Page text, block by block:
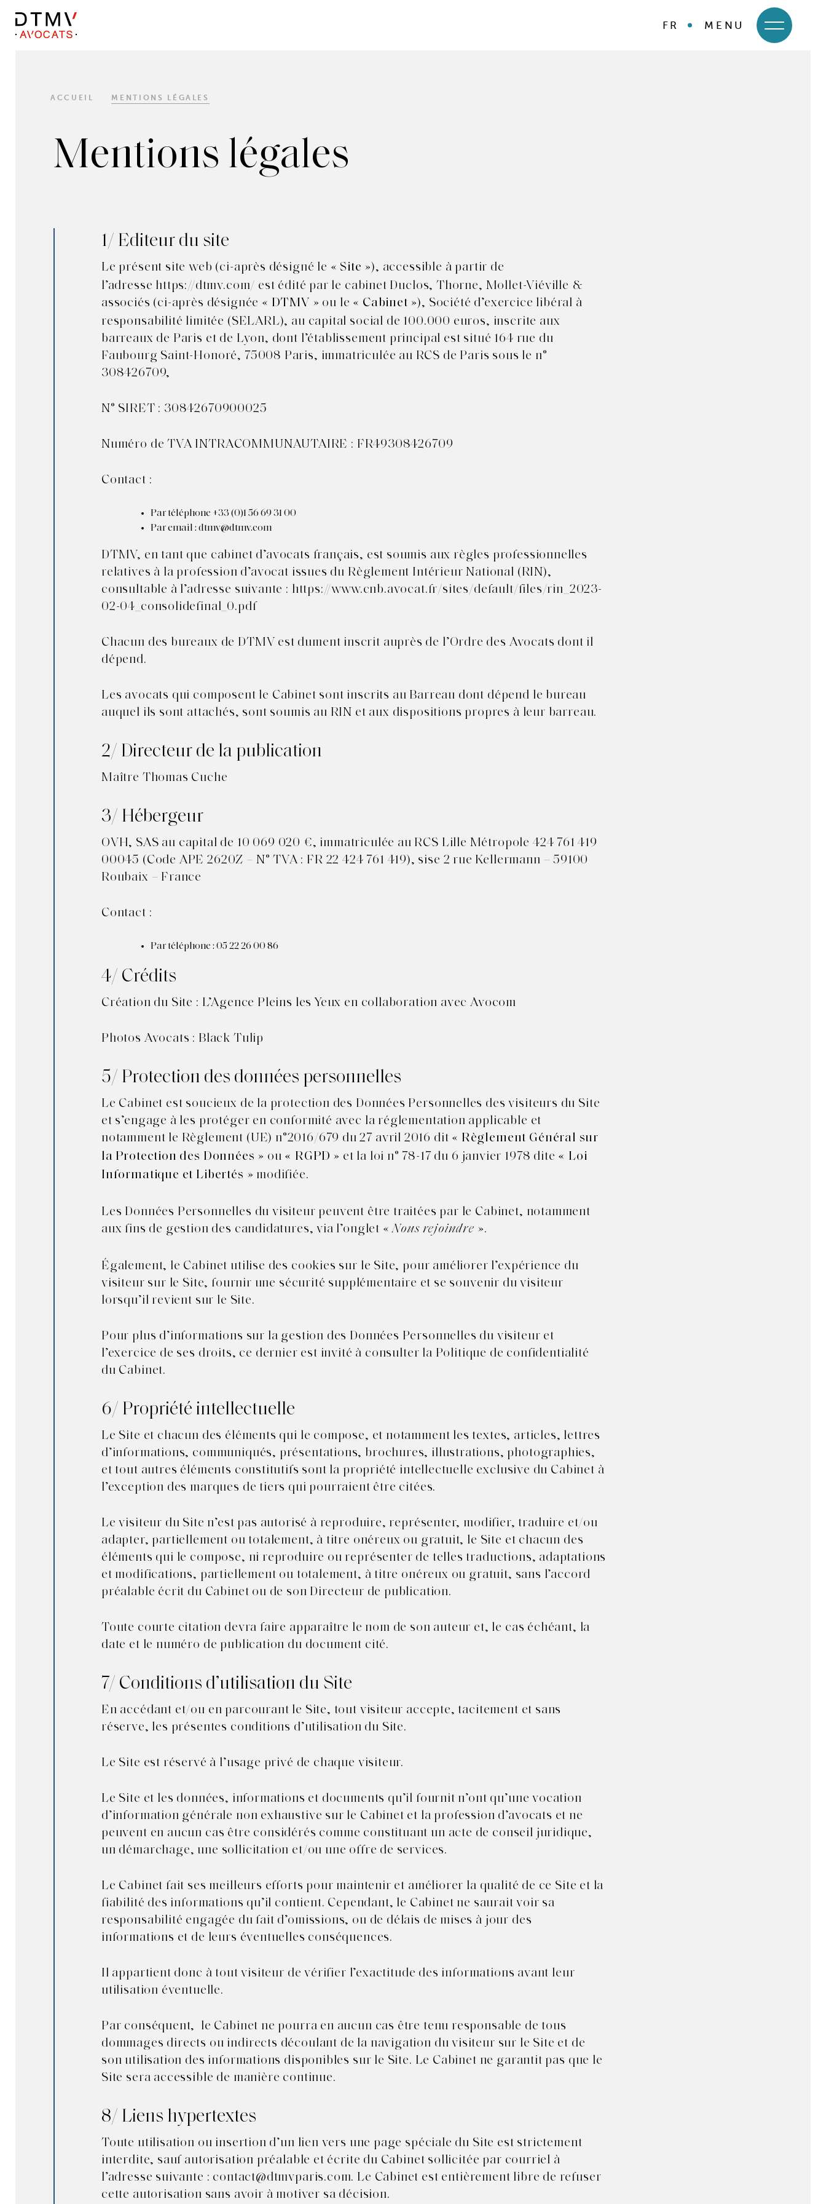
FR MENU
ACCUEIL MENTIONS LÉGALES
Mentions légales
1/ Editeur du site
Le présent site web (ci-après désigné le «Site »), accessible à partir de
l’adresse https://dtmv.com/ est édité par le cabinet Duclos, Thorne, Mollet-Viéville &
associés (ci-après désignée « DTMV» ou le « Cabinet »), Société d’exercice libéral à
responsabilité limitée (SELARL), au capital social de 100.000 euros, inscrite aux
barreaux de Paris et de Lyon, dont l’établissement principal est situé 164 rue du
Faubourg Saint-Honoré, 75008 Paris, immatriculée au RCS de Paris sous le n°
308426709,
N° SIRET : 30842670900025
Numéro de TVA INTRACOMMUNAUTAIRE : FR49308426709
Contact :
Par téléphone +33 (0)1 56 69 31 00
Par email : dtmv@dtmv.com
DTMV, en tant que cabinet d’avocats français, est soumis aux règles professionnelles
relatives à la profession d’avocat issues du Règlement Intérieur National (RIN),
consultable à l’adresse suivante : https://www.cnb.avocat.fr/sites/default/files/rin_2023-
02-04_consolidefinal_0.pdf
Chacun des bureaux de DTMV est dument inscrit auprès de l’Ordre des Avocats dont il
dépend.
Les avocats qui composent le Cabinet sont inscrits au Barreau dont dépend le bureau
auquel ils sont attachés, sont soumis au RIN et aux dispositions propres à leur barreau.
2/ Directeur de la publication
Maître Thomas Cuche
3/ Hébergeur
OVH, SAS au capital de 10 069 020 €, immatriculée au RCS Lille Métropole 424 761 419
00045 (Code APE 2620Z – N° TVA : FR 22 424 761 419), sise 2 rue Kellermann – 59100
Roubaix – France
Contact :
Par téléphone : 05 22 26 00 86
4/ Crédits
Création du Site : L’Agence Pleins les Yeux en collaboration avec Avocom
Photos Avocats : Black Tulip
5/ Protection des données personnelles
Le Cabinet est soucieux de la protection des Données Personnelles des visiteurs du Site
et s’engage à les protéger en conformité avec la réglementation applicable et
notamment le Règlement (UE) n°2016/679 du 27 avril 2016 dit « Règlement Général sur
la Protection des Données » ou « RGPD » et la loi n° 78-17 du 6 janvier 1978 dite « Loi
Informatique et Libertés » modifiée.
Les Données Personnelles du visiteur peuvent être traitées par le Cabinet, notamment
aux fins de gestion des candidatures, via l’onglet «Nous rejoindre ».
Également, le Cabinet utilise des cookies sur le Site, pour améliorer l’expérience du
visiteur sur le Site, fournir une sécurité supplémentaire et se souvenir du visiteur
lorsqu’il revient sur le Site.
Pour plus d’informations sur la gestion des Données Personnelles du visiteur et
l’exercice de ses droits, ce dernier est invité à consulter la Politique de confidentialité
du Cabinet.
6/ Propriété intellectuelle
Le Site et chacun des éléments qui le compose, et notamment les textes, articles, lettres
d’informations, communiqués, présentations, brochures, illustrations, photographies,
et tout autres éléments constitutifs sont la propriété intellectuelle exclusive du Cabinet à
l’exception des marques de tiers qui pourraient être citées.
Le visiteur du Site n’est pas autorisé à reproduire, représenter, modifier, traduire et/ou
adapter, partiellement ou totalement, à titre onéreux ou gratuit, le Site et chacun des
éléments qui le compose, ni reproduire ou représenter de telles traductions, adaptations
et modifications, partiellement ou totalement, à titre onéreux ou gratuit, sans l’accord
préalable écrit du Cabinet ou de son Directeur de publication.
Toute courte citation devra faire apparaître le nom de son auteur et, le cas échéant, la
date et le numéro de publication du document cité.
7/ Conditions d’utilisation du Site
En accédant et/ou en parcourant le Site, tout visiteur accepte, tacitement et sans
réserve, les présentes conditions d’utilisation du Site.
Le Site est réservé à l’usage privé de chaque visiteur.
Le Site et les données, informations et documents qu’il fournit n’ont qu’une vocation
d’information générale non exhaustive sur le Cabinet et la profession d’avocats et ne
peuvent en aucun cas être considérés comme constituant un acte de conseil juridique,
un démarchage, une sollicitation et/ou une offre de services.
Le Cabinet fait ses meilleurs efforts pour maintenir et améliorer la qualité de ce Site et la
fiabilité des informations qu’il contient. Cependant, le Cabinet ne saurait voir sa
responsabilité engagée du fait d’omissions, ou de délais de mises à jour des
informations et de leurs éventuelles conséquences.
Il appartient donc à tout visiteur de vérifier l’exactitude des informations avant leur
utilisation éventuelle.
Par conséquent, le Cabinet ne pourra en aucun cas être tenu responsable de tous
dommages directs ou indirects découlant de la navigation du visiteur sur le Site et de
son utilisation des informations disponibles sur le Site. Le Cabinet ne garantit pas que le
Site sera accessible de manière continue.
8/ Liens hypertextes
Toute utilisation ou insertion d’un lien vers une page spéciale du Site est strictement
interdite, sauf autorisation préalable et écrite du Cabinet sollicitée par courriel à
l’adresse suivante : contact@dtmvparis.com. Le Cabinet est entièrement libre de refuser
cette autorisation sans avoir à motiver sa décision.